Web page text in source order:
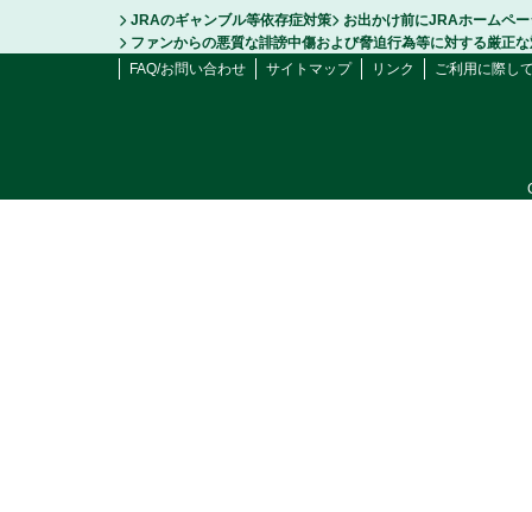
JRAのギャンブル等依存症対策
お出かけ前にJRAホームペ
ファンからの悪質な誹謗中傷および脅迫行為等に対する厳正
FAQ/お問い合わせ
サイトマップ リンク ご利用に際し